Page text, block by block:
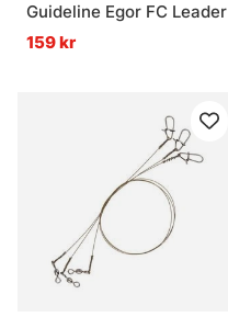
Guideline Egor FC Leader
159 kr